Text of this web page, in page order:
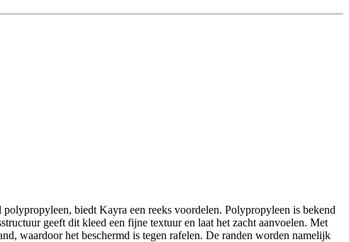
biedt Kayra een reeks voordelen. Polypropyleen is bekend
geeft dit kleed een fijne textuur en laat het zacht aanvoelen. Met
waardoor het beschermd is tegen rafelen. De randen worden namelijk